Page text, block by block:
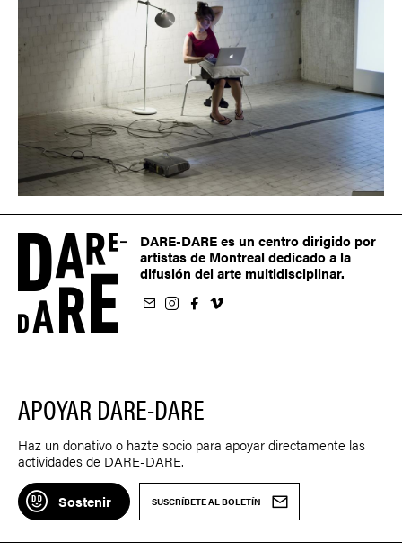
DARE-DARE es un centro dirigido por
artistas de Montreal dedicado a la
difusión del arte multidisciplinar.
sur Instagram
sur Facebook
nous sur Vimeo
APOYAR DARE-DARE
Haz un donativo o hazte socio para apoyar directamente las
actividades de DARE-DARE.
Sostenir SUSCRÍBETE AL BOLETÍN